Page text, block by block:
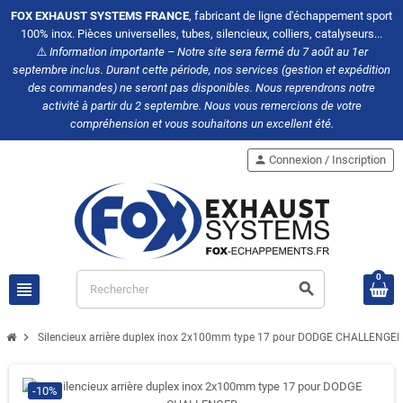
FOX EXHAUST SYSTEMS FRANCE, fabricant de ligne d'échappement sport
100% inox. Pièces universelles, tubes, silencieux, colliers, catalyseurs...
⚠️Information importante – Notre site sera fermé du 7 août au 1er
septembre inclus. Durant cette période, nos services (gestion et expédition
des commandes) ne seront pas disponibles. Nous reprendrons notre
activité à partir du 2 septembre. Nous vous remercions de votre
compréhension et vous souhaitons un excellent été.
view_headline search
person Connexion / Inscription
0
chevron_right Silencieux arrière duplex inox 2x100mm type 17 pour DODGE CHALLENGER
-10%